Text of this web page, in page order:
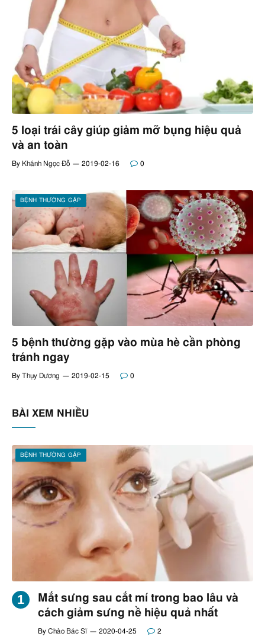
5 loại trái cây giúp giảm mỡ bụng hiệu quả
và an toàn
By Khánh Ngọc Đỗ 2019-02-16 0
BỆNH THƯỜNG GẶP
5 bệnh thường gặp vào mùa hè cần phòng
tránh ngay
By Thụy Dương 2019-02-15 0
BÀI XEM NHIỀU
BỆNH THƯỜNG GẶP
Mắt sưng sau cắt mí trong bao lâu và
cách giảm sưng nề hiệu quả nhất
By Chào Bác Sĩ 2020-04-25 2